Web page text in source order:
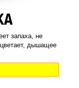
запаха, не
дышащее